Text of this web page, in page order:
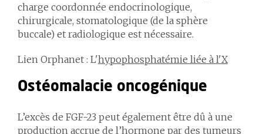
charge coordonnée endocrinologique,
chirurgicale, stomatologique (de la sphère
buccale) et radiologique est nécessaire.
Lien Orphanet : L'hypophosphatémie liée à l'X
Ostéomalacie oncogénique
L’excès de FGF-23 peut également être dû à une
production accrue de l’hormone par des tumeurs